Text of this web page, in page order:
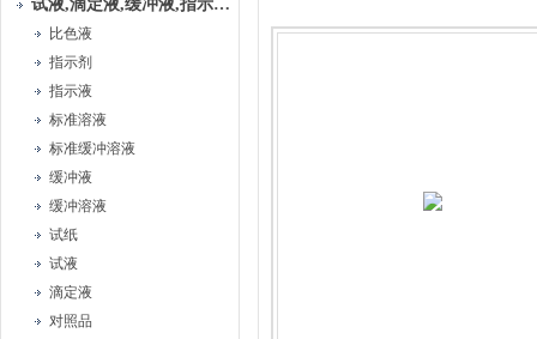
试液,滴定液,缓冲液,指示液,试纸
比色液
指示剂
指示液
标准溶液
标准缓冲溶液
缓冲液
缓冲溶液
试纸
试液
滴定液
对照品